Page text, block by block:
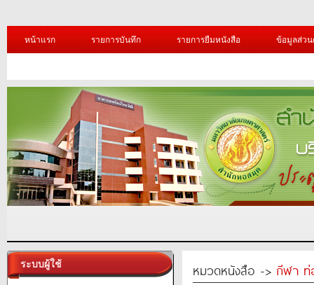
หน้าแรก รายการบันทึก รายการยืมหนังสือ ข้อมูลส่ว
ระบบผู้ใช้ หมวดหนังสือ -> กีฬา ท่